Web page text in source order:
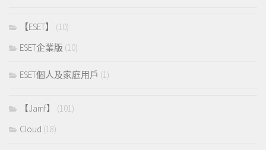
【ESET】
(10)
ESET企業版 (10)
ESET個人及家庭用戶 (1)
【Jamf】
(101)
Cloud (18)